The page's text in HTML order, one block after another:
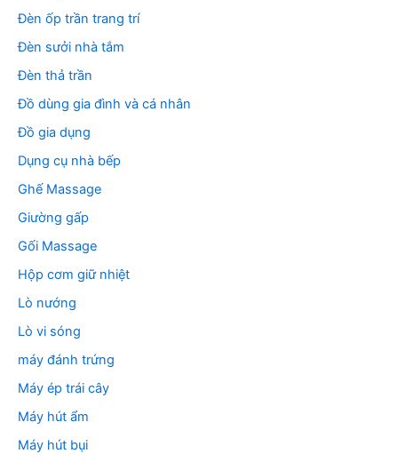
Đèn ốp trần trang trí
Đèn sưởi nhà tắm
Đèn thả trần
Đồ dùng gia đình và cá nhân
Đồ gia dụng
Dụng cụ nhà bếp
Ghế Massage
Giường gấp
Gối Massage
Hộp cơm giữ nhiệt
Lò nướng
Lò vi sóng
máy đánh trứng
Máy ép trái cây
Máy hút ẩm
Máy hút bụi